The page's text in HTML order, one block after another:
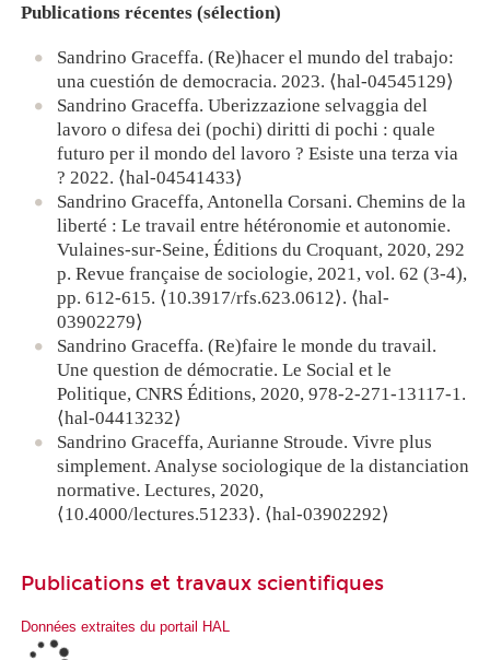
Publications récentes (sélection)
Sandrino Graceffa. (Re)hacer el mundo del trabajo:
una cuestión de democracia. 2023. ⟨hal-04545129⟩
Sandrino Graceffa. Uberizzazione selvaggia del
lavoro o difesa dei (pochi) diritti di pochi : quale
futuro per il mondo del lavoro ? Esiste una terza via
? 2022. ⟨hal-04541433⟩
Sandrino Graceffa, Antonella Corsani. Chemins de la
liberté : Le travail entre hétéronomie et autonomie.
Vulaines-sur-Seine, Éditions du Croquant, 2020, 292
p. Revue française de sociologie, 2021, vol. 62 (3-4),
pp. 612-615. ⟨10.3917/rfs.623.0612⟩. ⟨hal-
03902279⟩
Sandrino Graceffa. (Re)faire le monde du travail.
Une question de démocratie. Le Social et le
Politique, CNRS Éditions, 2020, 978-2-271-13117-1.
⟨hal-04413232⟩
Sandrino Graceffa, Aurianne Stroude. Vivre plus
simplement. Analyse sociologique de la distanciation
normative. Lectures, 2020,
⟨10.4000/lectures.51233⟩. ⟨hal-03902292⟩
Publications et travaux scientifiques
Données extraites du portail HAL